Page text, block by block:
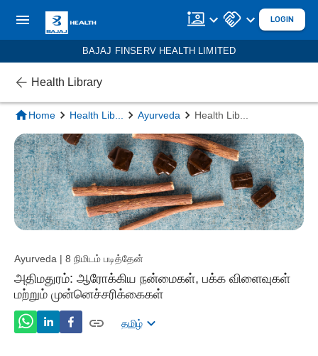
LOGIN
BAJAJ FINSERV HEALTH LIMITED
Health Library
Home Health Lib Ayurveda Health Lib
Ayurveda | 8 நிமிடம் படித்தேன்
அதிமதுரம்: ஆரோக்கிய நன்மைகள், பக்க விளைவுகள்
மற்றும் முன்னெச்சரிக்கைகள்
தமிழ்